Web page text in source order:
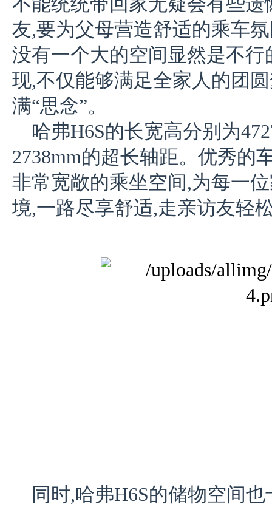
友,要为父母营造舒适的乘车
没有一个大的空间显然是不
现,不仅能够满足全家人的团
满“思念”。
哈弗H6S的长宽高分别为
2738mm的超长轴距。优秀的
非常宽敞的乘坐空间,为每一
境,一路尽享舒适,走亲访友轻
同时,哈弗H6S的储物空间